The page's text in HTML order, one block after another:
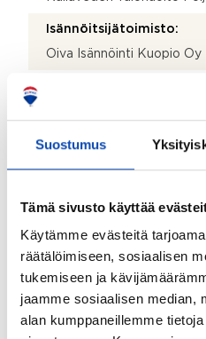
Suostumus
Tämä sivusto käyttää
Käytämme evästeitä
räätälöimiseen, sosiaalisen
tukemiseen ja
jaamme sosiaalisen median,
alan kumppaneillemme
Isännöitsijätoimisto:
Oiva Isännöinti Kuopio Oy
Sähköposti:
aimo.laitinen@oi.fi
Katuosoite:
Maaherrankatu 21 A
Postinumero: